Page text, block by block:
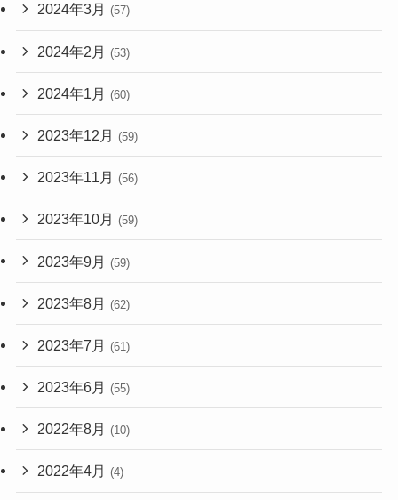
2024年3月 (57)
2024年2月 (53)
2024年1月 (60)
2023年12月 (59)
2023年11月 (56)
2023年10月 (59)
2023年9月 (59)
2023年8月 (62)
2023年7月 (61)
2023年6月 (55)
2022年8月 (10)
2022年4月 (4)